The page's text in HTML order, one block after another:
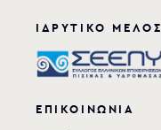
ΙΔΡΥΤΙΚΟ ΜΕΛΟΣ
ΕΠΙΚΟΙΝΩΝΙΑ